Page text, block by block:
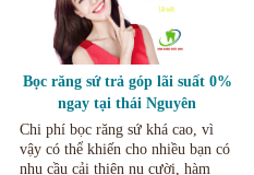
Bọc răng sứ trả góp lãi suất 0%
ngay tại thái Nguyên
Chi phí bọc răng sứ khá cao, vì
vậy có thể khiến cho nhiều bạn có
nhu cầu cải thiện nụ cười, hàm